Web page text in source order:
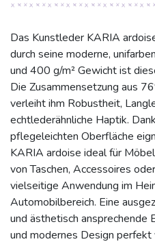
Das Kunstleder KARIA
durch seine moderne,
und 400 g/m² Gewicht ist
Die Zusammensetzung aus
verleiht ihm Robustheit,
echtlederähnliche Haptik.
pflegeleichten Oberfläche
KARIA ardoise ideal für
von Taschen, Accessoires
vielseitige Anwendung im
Automobilbereich. Eine
und ästhetisch ansprechende
und modernes Design perfekt